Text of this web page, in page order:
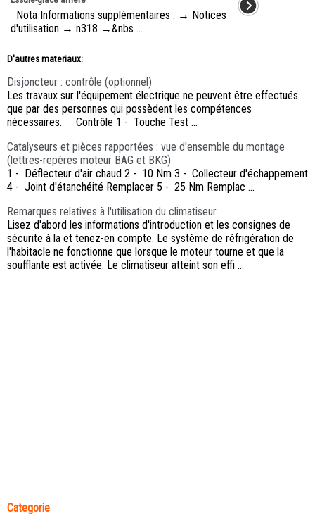
Nota Informations supplémentaires : → Notices
d'utilisation → n318 →&nbs ...
D'autres materiaux:
Disjoncteur : contrôle (optionnel)
Les travaux sur l'équipement électrique ne peuvent être effectués
que par des personnes qui possèdent les compétences
nécessaires. Contrôle 1 - Touche Test ...
Catalyseurs et pièces rapportées : vue d'ensemble du montage
(lettres-repères moteur BAG et BKG)
1 - Déflecteur d'air chaud 2 - 10 Nm 3 - Collecteur d'échappement
4 - Joint d'étanchéité Remplacer 5 - 25 Nm Remplac ...
Remarques relatives à l'utilisation du climatiseur
Lisez d'abord les informations d'introduction et les consignes de
sécurite à la et tenez-en compte. Le système de réfrigération de
l'habitacle ne fonctionne que lorsque le moteur tourne et que la
soufflante est activée. Le climatiseur atteint son effi ...
Categorie